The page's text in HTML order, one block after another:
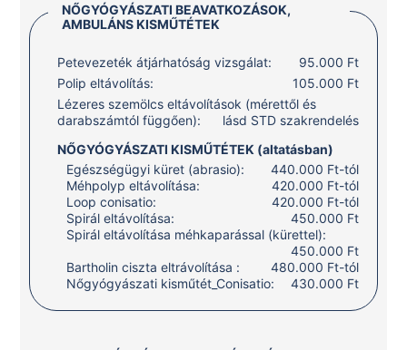
NŐGYÓGYÁSZATI BEAVATKOZÁSOK,
AMBULÁNS KISMŰTÉTEK
Petevezeték átjárhatóság vizsgálat:
95.000 Ft
Polip eltávolítás:
105.000 Ft
Lézeres szemölcs eltávolítások (mérettől és
darabszámtól függően):
lásd STD szakrendelés
NŐGYÓGYÁSZATI KISMŰTÉTEK (altatásban)
Egészségügyi küret (abrasio):
440.000 Ft-tól
Méhpolyp eltávolítása:
420.000 Ft-tól
Loop conisatio:
420.000 Ft-tól
Spirál eltávolítása:
450.000 Ft
Spirál eltávolítása méhkaparással (kürettel):
450.000 Ft
Bartholin ciszta eltrávolítása :
480.000 Ft-tól
Nőgyógyászati kisműtét_Conisatio:
430.000 Ft